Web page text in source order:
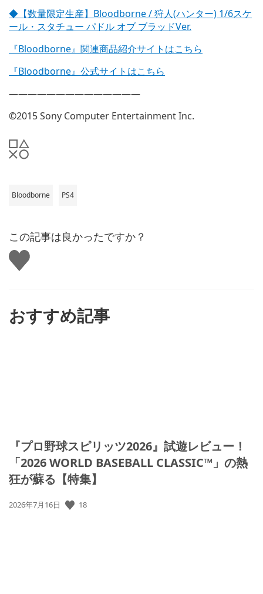
◆【数量限定生産】Bloodborne / 狩人(ハンター) 1/6スケ
ール・スタチュー パドル オブ ブラッドVer.
『Bloodborne』関連商品紹介サイトはこちら
『Bloodborne』公式サイトはこちら
——————————————
©2015 Sony Computer Entertainment Inc.
Bloodborne PS4
この記事は良かったですか？
い
い
おすすめ記事
『プロ野球スピリッツ2026』試遊レビュー！
「2026 WORLD BASEBALL CLASSIC™」の熱
狂が蘇る【特集】
公
2026年7月16日 18